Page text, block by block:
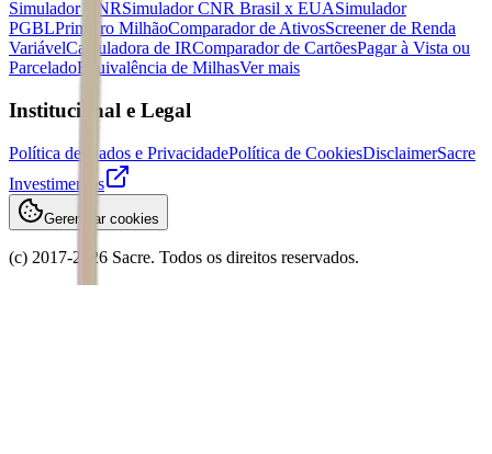
Simulador CNRSimulador CNR Brasil x EUASimulador
PGBLPrimeiro MilhãoComparador de AtivosScreener de Renda
VariávelCalculadora de IRComparador de CartõesPagar à Vista ou
ParceladoEquivalência de MilhasVer mais
Institucional e Legal
Política de Dados e PrivacidadePolítica de CookiesDisclaimerSacre
Investimentos
Gerenciar cookies
(c) 2017-2026 Sacre. Todos os direitos reservados.